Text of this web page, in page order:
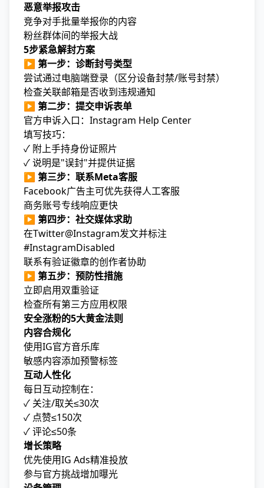
恶意举报攻击
竞争对手批量举报你的内容
粉丝群体间的举报大战
5步紧急解封方案
▶ 第一步：诊断封号类型
尝试通过电脑端登录（区分设备封禁/账号封禁）
检查关联邮箱是否收到违规通知
▶ 第二步：提交申诉表单
官方申诉入口：Instagram Help Center
填写技巧：
✓ 附上手持身份证照片
✓ 说明是"误封"并提供证据
▶ 第三步：联系Meta客服
Facebook广告主可优先获得人工客服
商务账号专线响应更快
▶ 第四步：社交媒体求助
在Twitter@Instagram发文并标注
#InstagramDisabled
联系有验证徽章的创作者协助
▶ 第五步：预防性措施
立即启用双重验证
检查所有第三方应用权限
安全涨粉的5大黄金法则
内容合规化
使用IG官方音乐库
敏感内容添加预警标签
互动人性化
每日互动控制在：
✓ 关注/取关≤30次
✓ 点赞≤150次
✓ 评论≤50条
增长策略
优先使用IG Ads精准投放
参与官方挑战增加曝光